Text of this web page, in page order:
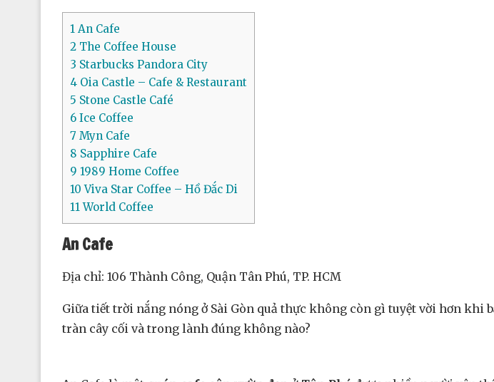
1 An Cafe
2 The Coffee House
3 Starbucks Pandora City
4 Oia Castle – Cafe & Restaurant
5 Stone Castle Café
6 Ice Coffee
7 Myn Cafe
8 Sapphire Cafe
9 1989 Home Coffee
10 Viva Star Coffee – Hồ Đắc Di
11World Coffee
An Cafe
Địa chỉ: 106 Thành Công, Quận Tân Phú, TP. HCM
Giữa tiết trời nắng nóng ở Sài Gòn quả thực không còn gì tuyệt vời hơn
tràn cây cối và trong lành đúng không nào?